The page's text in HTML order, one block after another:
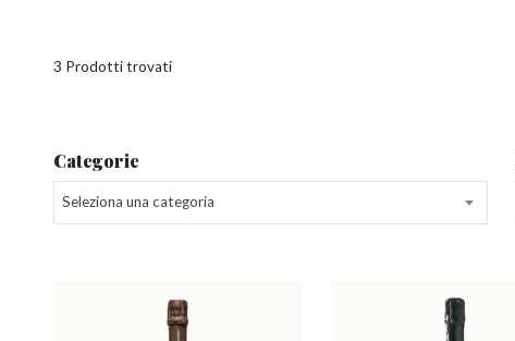
3 Prodotti trovati
Categorie
Seleziona una categoria